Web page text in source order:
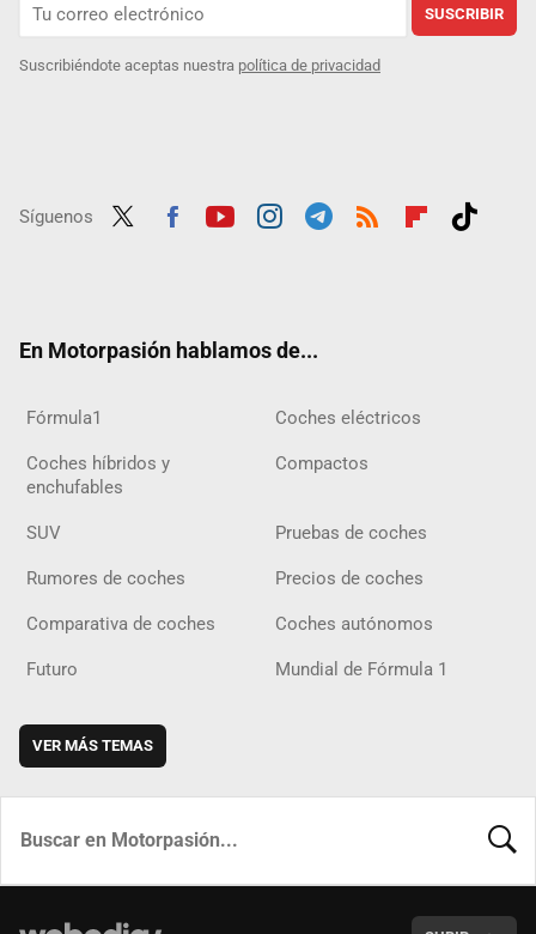
SUSCRIBIR
Suscribiéndote aceptas nuestra política de privacidad
Síguenos
En Motorpasión hablamos de...
Fórmula1 Coches eléctricos
Coches híbridos y
enchufables
Compactos
SUV Pruebas de coches
Rumores de coches Precios de coches
Comparativa de coches Coches autónomos
Futuro Mundial de Fórmula 1
VER MÁS TEMAS